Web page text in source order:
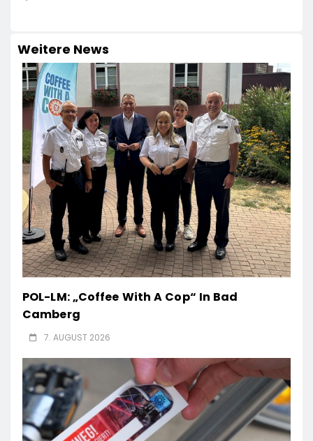
Weitere News
POL-LM: „Coffee With A Cop“ In Bad
Camberg
7. AUGUST 2026